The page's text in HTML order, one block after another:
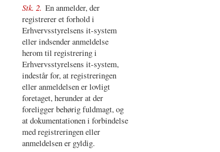
Stk. 2. En anmelder, der
registrerer et forhold i
Erhvervsstyrelsens it-system
eller indsender anmeldelse
herom til registrering i
Erhvervsstyrelsens it-system,
indestår for, at registreringen
eller anmeldelsen er lovligt
foretaget, herunder at der
foreligger behørig fuldmagt, og
at dokumentationen i forbindelse
med registreringen eller
anmeldelsen er gyldig.